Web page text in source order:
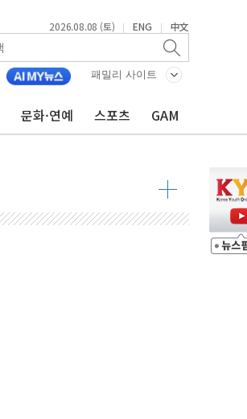
2026.08.08 (토) | ENG | 中文
패밀리 사이트
문화·연예 스포츠 GAM